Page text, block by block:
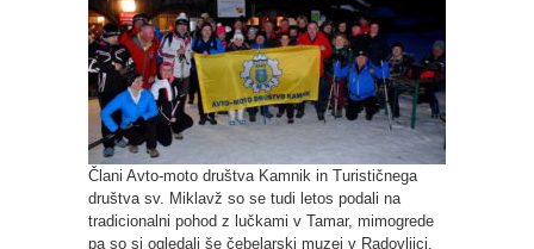
Člani Avto-moto društva Kamnik in Turističnega
društva sv. Miklavž so se tudi letos podali na
tradicionalni pohod z lučkami v Tamar, mimogrede
pa so si ogledali še čebelarski muzej v Radovljici.